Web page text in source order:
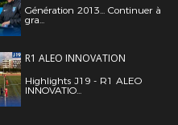
Génération 2013... Continuer à
gra...
R1 ALEO INNOVATION
Highlights J19 - R1 ALEO
INNOVATIO...